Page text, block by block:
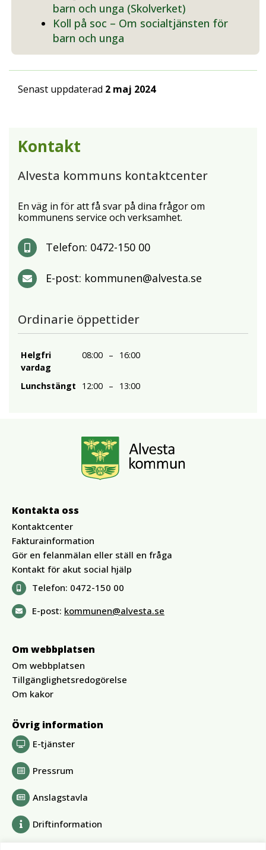
barn och unga (Skolverket)
Koll på soc – Om socialtjänsten för
barn och unga
Senast uppdaterad 2 maj 2024
Kontakt
Alvesta kommuns kontaktcenter
En väg in för att få svar på dina frågor om
kommunens service och verksamhet.
Telefon: 0472-150 00
E-post: kommunen@alvesta.se
Ordinarie öppettider
Helgfri
vardag
08:00 – 16:00
Lunchstängt 12:00 – 13:00
Kontakta oss
Kontaktcenter
Fakturainformation
Gör en felanmälan eller ställ en fråga
Kontakt för akut social hjälp
Telefon: 0472-150 00
E-post: kommunen@alvesta.se
Om webbplatsen
Om webbplatsen
Tillgänglighetsredogörelse
Om kakor
Övrig information
E-tjänster
Pressrum
Anslagstavla
Driftinformation